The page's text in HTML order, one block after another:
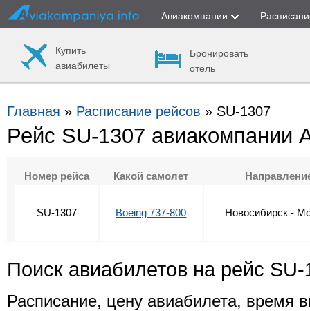
Авиакомпании
Купить
авиабилеты
Бронировать
отель
Главная » Расписание рейсов » SU-1307
Рейс SU-1307 авиакомпании
Номер рейса Какой самолет
SU-1307 Boeing 737-800 Новосибирск -
Поиск авиабилетов на рейс SU-
Расписание, цену авиабилета, время